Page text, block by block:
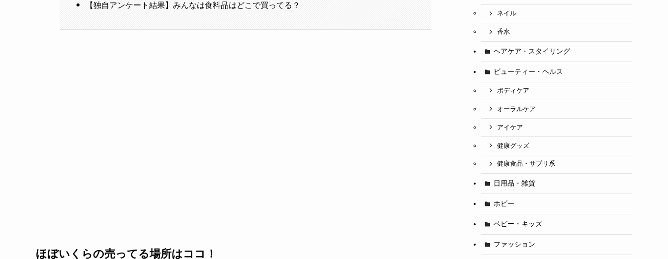
【独自アンケート結果】みんなは食料品はどこで買ってる？
ほぼいくらの売ってる場所はココ！
ネイル
香水
ヘアケア・スタイリング
ビューティー・ヘルス
ボディケア
オーラルケア
アイケア
健康グッズ
健康食品・サプリ系
日用品・雑貨
ホビー
ベビー・キッズ
ファッション